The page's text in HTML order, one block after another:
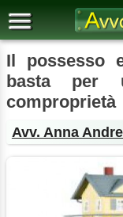
Il possesso
basta per
comproprietà
Avv. Anna